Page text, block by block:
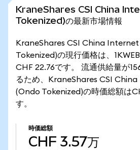
KraneShares CSI China
Tokenized)の最新市場情報
KraneShares CSI China Internet
Tokenized)の現行価格は、
CHF 22.76です。 流通供給量が
るため、KraneShares CSI
(Ondo Tokenized)の時価総額は
す。
時価総額
CHF 3.57万